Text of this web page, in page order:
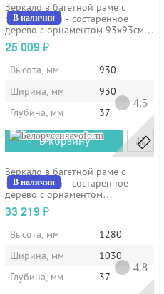
В наличии
Зеркало в багетной раме с
гравировкой - состаренное
дерево с орнаментом 93х93см
Evoform...
25 009₽
Высота, мм
930
Ширина, мм
930
Глубина, мм
37
В корзину
evoform
4.5
В наличии
Зеркало в багетной раме с
гравировкой - состаренное
дерево с орнаментом
103х128см...
33 219₽
Высота, мм
1280
Ширина, мм
1030
Глубина, мм
37
4.8